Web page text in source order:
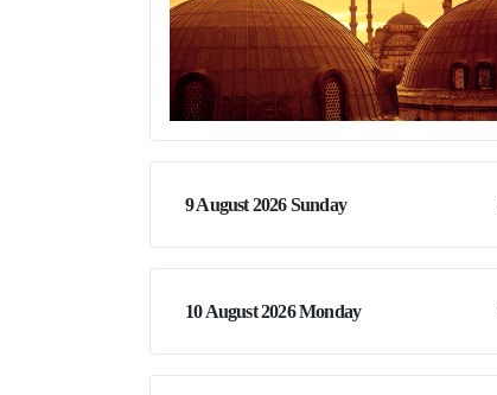
9 August 2026 Sunday
10 August 2026 Monday